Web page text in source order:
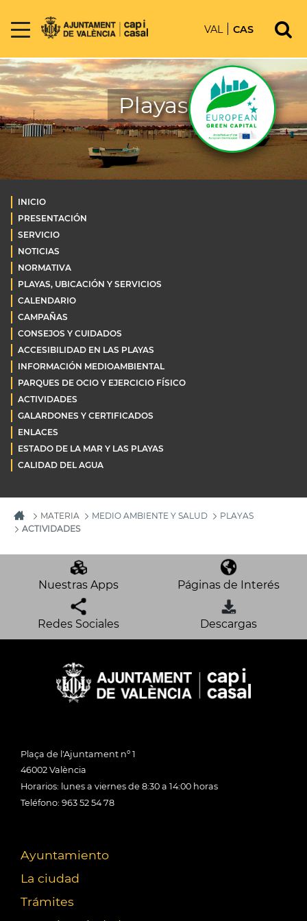
VAL CAS
Playas
INICIO
PRESENTACIÓN
SERVICIO
NOTICIAS
NORMATIVA
PLAYAS, UBICACIÓN Y SERVICIOS
CALENDARIO
CAMPAÑAS
CONSEJOS Y CUIDADOS
ACCESIBILIDAD EN LAS PLAYAS
INFORMACIÓN MEDIOAMBIENTAL
PARQUES DE OCIO Y EJERCICIO FÍSICO
ACTIVIDADES
GALARDONES Y CERTIFICADOS
ENLACES
ESTADO DE LA MAR Y LAS PLAYAS
CALIDAD DEL AGUA
MATERIA MEDIO AMBIENTE Y SALUD
PLAYAS
ACTIVIDADES
Nuestras Apps Páginas de Interés
Redes Sociales Descargas
Plaça de l'Ajuntament nº 1
46002 València
Horarios: lunes a viernes de 8:30 a 14:00 horas
Teléfono: 963 52 54 78
Ayuntamiento
La ciudad
Trámites